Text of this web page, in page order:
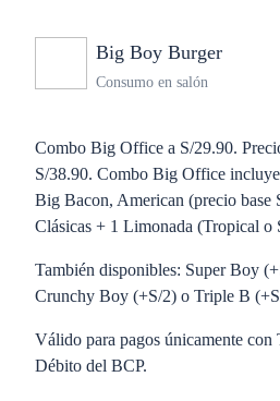
Big Boy Burger
Consumo en salón
Combo Big Office a S/29.90.
S/38.90. Combo Big Office
Big Bacon, American (precio base
Clásicas + 1 Limonada (Tropical o
También disponibles: Super Boy
Crunchy Boy (+S/2) o Triple B
Válido para pagos únicamente con
Débito del BCP.